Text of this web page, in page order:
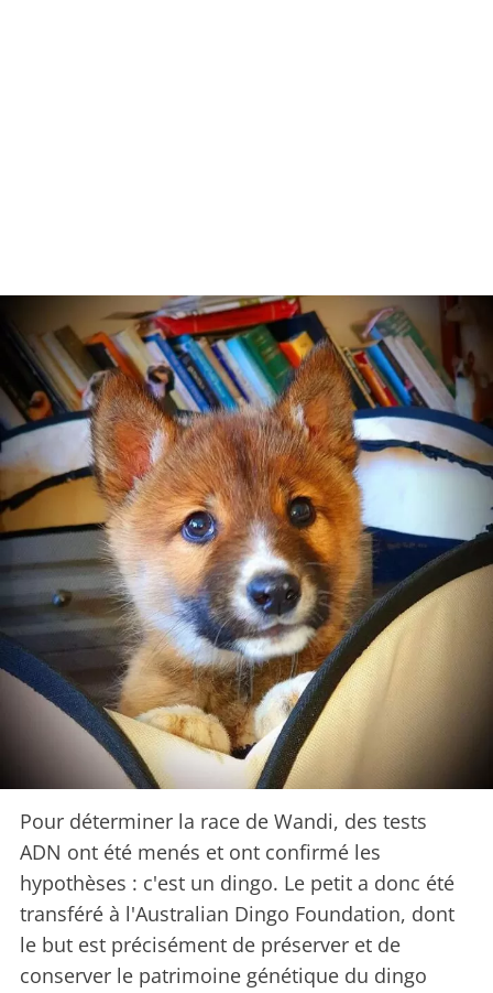
Pour déterminer la race de Wandi, des tests
ADN ont été menés et ont confirmé les
hypothèses : c'est un dingo. Le petit a donc été
transféré à l'Australian Dingo Foundation, dont
le but est précisément de préserver et de
conserver le patrimoine génétique du dingo